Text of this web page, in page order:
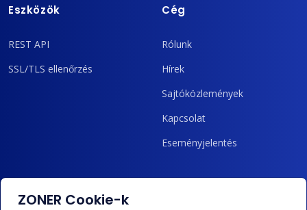
Eszközök
REST API
SSL/TLS ellenőrzés
Cég
Rólunk
Hírek
Sajtóközlemények
Kapcsolat
Eseményjelentés
Adminisztráció Nem tudja mit tegyen?
ZONER Cookie-k